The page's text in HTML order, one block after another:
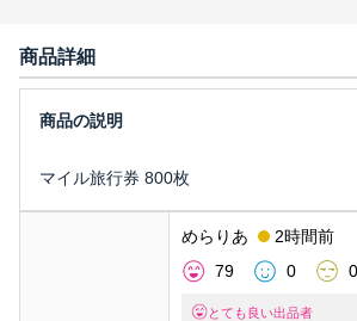
商品詳細
マイル旅行券 800枚
めらりあ
2時間前
79
0 0
とても良い出品者